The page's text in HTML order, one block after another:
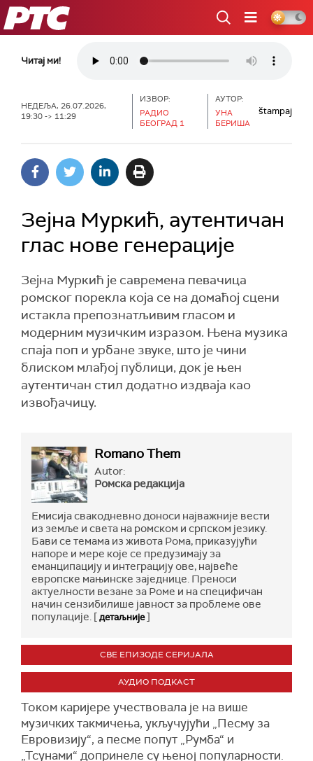
РТС
Читај ми!
НЕДЕЉА, 26.07.2026,
19:30 -> 11:29
ИЗВОР:
РАДИО
БЕОГРАД 1
АУТОР:
УНА
БЕРИША
štampaj
Зејна Муркић, аутентичан
глас нове генерације
Зејна Муркић је савремена певачица
ромског порекла која се на домаћој сцени
истакла препознатљивим гласом и
модерним музичким изразом. Њена музика
спаја поп и урбане звуке, што је чини
блиском млађој публици, док је њен
аутентичан стил додатно издваја као
извођачицу.
Romano Them
Autor:
Ромска редакција
Емисија свакодневно доноси најважније вести
из земље и света на ромском и српском језику.
Бави се темама из живота Рома, приказујући
напоре и мере које се предузимају за
еманципацију и интеграцију ове, највеће
европске мањинске заједнице. Преноси
актуелности везане за Роме и на специфичан
начин сензибилише јавност за проблеме ове
популације. [детаљније]
СВЕ ЕПИЗОДЕ СЕРИЈАЛА
АУДИО ПОДКАСТ
Током каријере учествовала је на више
музичких такмичења, укључујући „Песму за
Евровизију“, а песме попут „Румба“ и
„Тсунами“ допринеле су њеној популарности.